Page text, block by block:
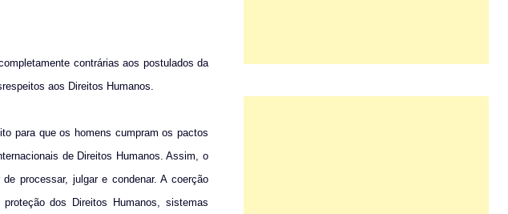
contrárias aos postulados da
aos Direitos Humanos.
para que os homens cumpram os pactos
de Direitos Humanos. Assim, o
processar, julgar e condenar. A coerção
dos Direitos Humanos, sistemas